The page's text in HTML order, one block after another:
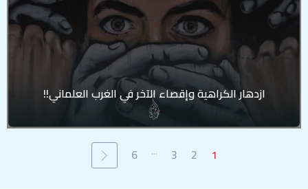
ازدهار الكراهية وإقصاء الآخر في الغرب العلماني!!
1
2
3
...
6